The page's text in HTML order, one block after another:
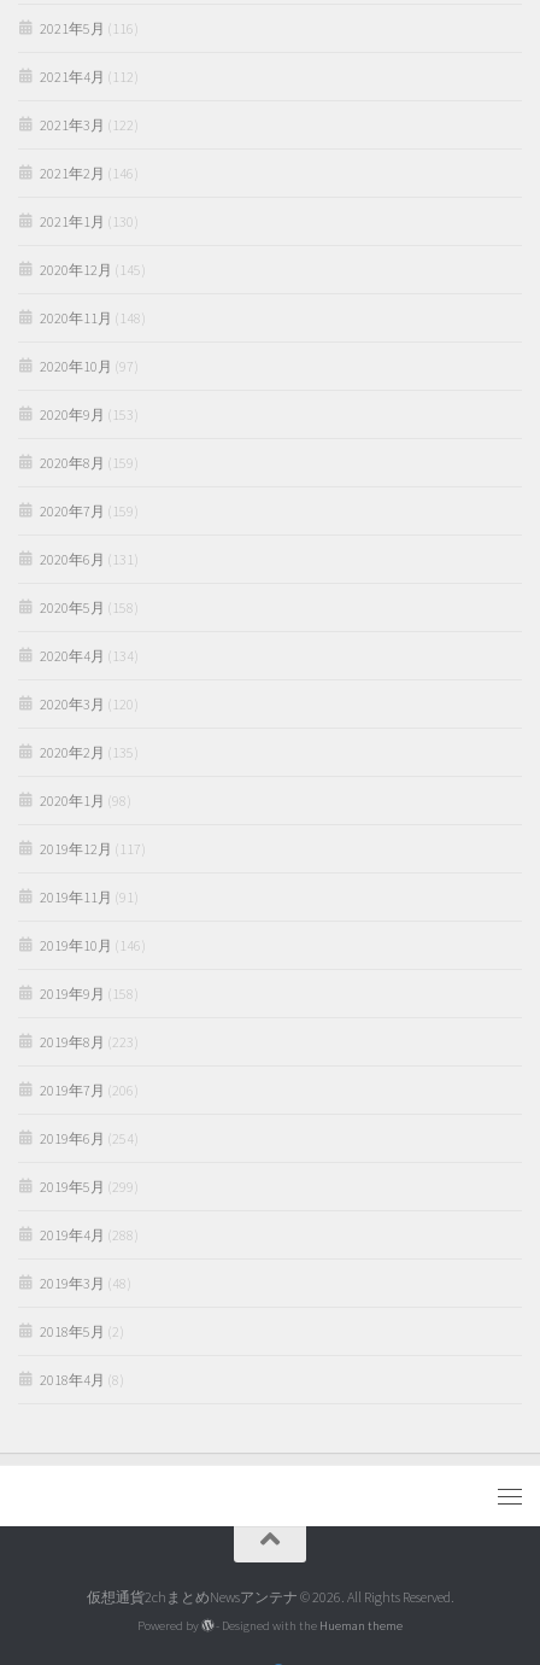
2021年5月 (116)
2021年4月 (112)
2021年3月 (122)
2021年2月 (146)
2021年1月 (130)
2020年12月 (145)
2020年11月 (148)
2020年10月 (97)
2020年9月 (153)
2020年8月 (159)
2020年7月 (159)
2020年6月 (131)
2020年5月 (158)
2020年4月 (134)
2020年3月 (120)
2020年2月 (135)
2020年1月 (98)
2019年12月 (117)
2019年11月 (91)
2019年10月 (146)
2019年9月 (158)
2019年8月 (223)
2019年7月 (206)
2019年6月 (254)
2019年5月 (299)
2019年4月 (288)
2019年3月 (48)
2018年5月 (2)
2018年4月 (8)
仮想通貨2chまとめNewsアンテナ © 2026. All Rights Reserved.
Powered by - Designed with the Hueman theme